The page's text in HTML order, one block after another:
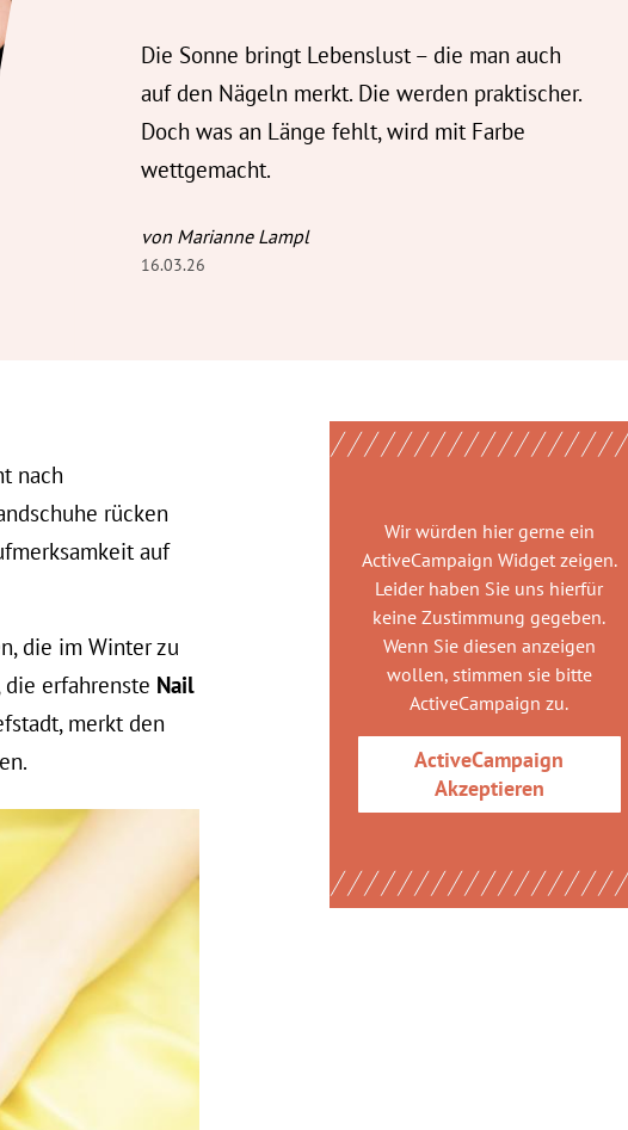
Die Sonne bringt Lebenslust – die man auch
auf den Nägeln merkt. Die werden praktischer.
Doch was an Länge fehlt, wird mit Farbe
wettgemacht.
von Marianne Lampl
16.03.26
nach
rücken
auf
die im Winter zu
die erfahrenste Nail
merkt den
Wir würden hier gerne ein
ActiveCampaign Widgetzeigen.
Leider haben Sie uns hierfür
keine Zustimmung gegeben.
Wenn Sie diesen anzeigen
wollen, stimmen sie bitte
ActiveCampaign zu.
ActiveCampaign
Akzeptieren